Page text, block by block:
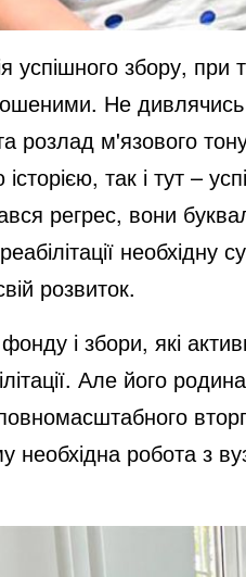
успішного збору,
Не
розлад м'язового
так і тут –
регрес, вони
розвиток.
і збори, які
Але його
необхідна робота з